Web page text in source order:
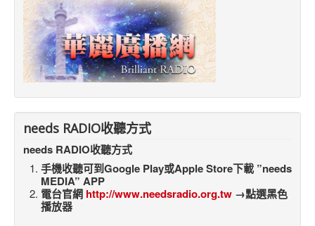
needs RADIO收聽方式
needs RADIO收聽方式
手機收聽可到Google Play或Apple Store下載 ”needs
MEDIA” APP
電台官網 http://www.needsradio.org.tw →點選黑色
播放器